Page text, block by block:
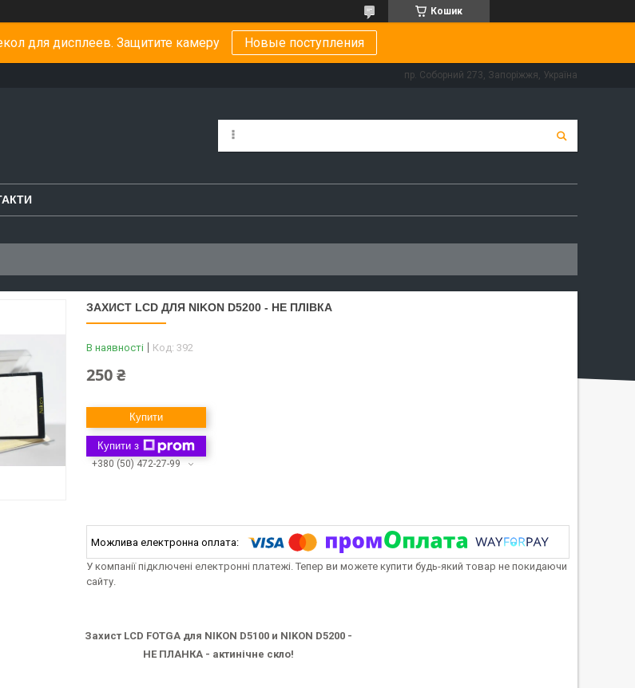
Кошик
для дисплеев. Защитите камеру Новые поступления
пр. Соборний 273, Запоріжжя, Україна
ЗАХИСТ LCD ДЛЯ NIKON D5200 - НЕ ПЛІВКА
В наявності Код: 392
250 ₴
Купити
Купити з
+380 (50) 472-27-99
У компанії підключені електронні платежі. Тепер ви можете купити будь-який товар не покидаючи
сайту.
Захист LCD FOTGA для NIKON D5100 и NIKON D5200 -
НЕ ПЛАНКА - актинічне скло!